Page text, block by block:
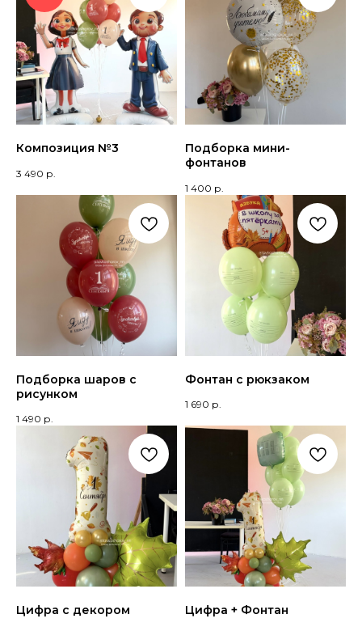
Композиция №3
3 490 р.
Подборка мини-
фонтанов
1 400 р.
Подборка шаров с
рисунком
1 490 р.
Фонтан с рюкзаком
1 690 р.
Цифра с декором Цифра + Фонтан